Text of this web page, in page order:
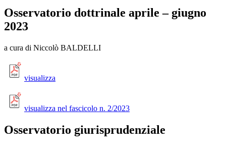
Osservatorio dottrinale aprile – giugno
2023
a cura di Niccolò BALDELLI
visualizza
visualizza nel fascicolo n. 2/2023
Osservatorio giurisprudenziale